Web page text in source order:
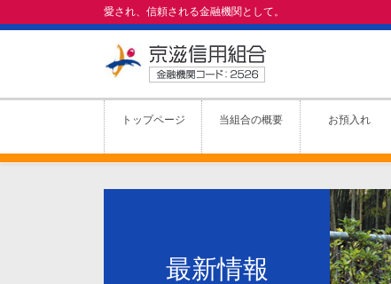
愛され、信頼される金融機関として。
トップページ 当組合の概要 お預入れ
最新情報